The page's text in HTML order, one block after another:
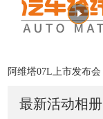
阿维塔07L上市发布会
最新活动相册